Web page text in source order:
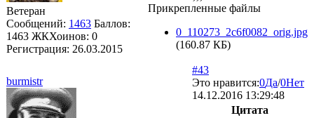
Ветеран
Сообщений: 1463 Баллов:
1463 ЖКХоинов: 0
Регистрация: 26.03.2015
Прикрепленные файлы
0_110273_2c6f0082_orig.jpg
(160.87 КБ)
burmistr
#43
Это нравится:0Да/0Нет
14.12.2016 13:29:48
Цитата